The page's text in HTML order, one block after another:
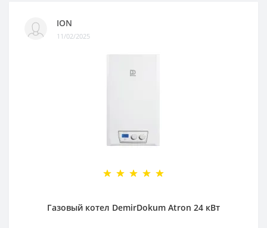
ION
11/02/2025
Газовый котел DemirDokum Atron 24 кВт